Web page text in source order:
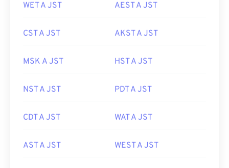
WET A JST AEST A JST
CST A JST AKST A JST
MSK A JST HST A JST
NST A JST PDT A JST
CDT A JST WAT A JST
AST A JST WEST A JST